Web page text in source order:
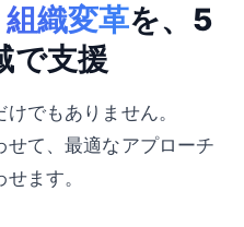
織変革を、5
で支援
でもありません。
て、最適なアプローチ
ます。